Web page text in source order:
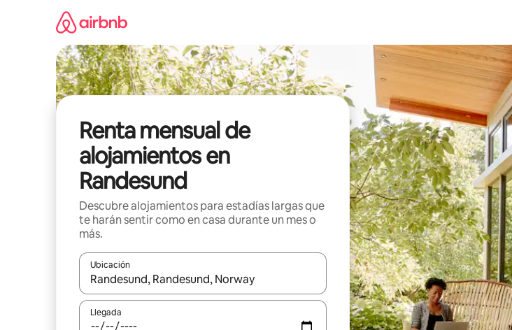
Renta mensual de
alojamientos en
Randesund
Descubre alojamientos para estadías largas que
te harán sentir como en casa durante un mes o
más.
Ubicación
Cuando los resultados estén disponibles, navega con las teclas de flecha hacia arriba y hacia
Llegada